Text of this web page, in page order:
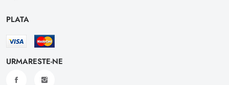
PLATA
URMARESTE-NE